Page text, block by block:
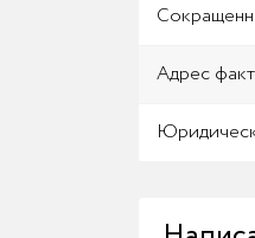
Адрес